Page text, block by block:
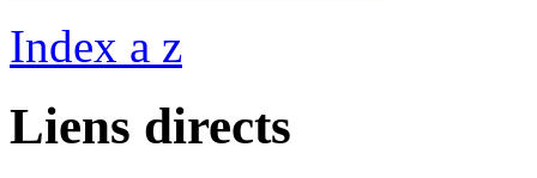
Index a z
Liens directs